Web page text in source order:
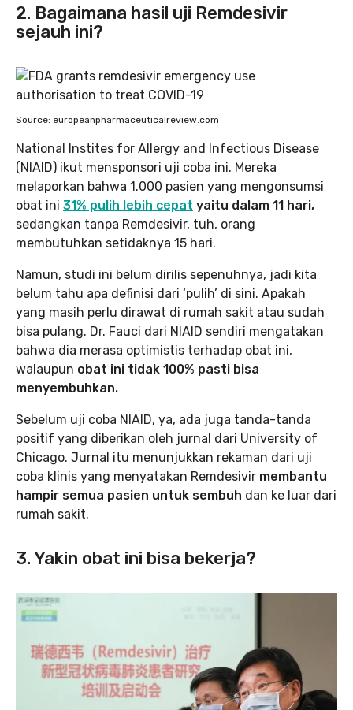
2. Bagaimana hasil uji Remdesivir
sejauh ini?
Source: europeanpharmaceuticalreview.com
National Instites for Allergy and Infectious Disease
(NIAID) ikut mensponsori uji coba ini. Mereka
melaporkan bahwa 1.000 pasien yang mengonsumsi
obat ini 31% pulih lebih cepat yaitu dalam 11 hari,
sedangkan tanpa Remdesivir, tuh, orang
membutuhkan setidaknya 15 hari.
Namun, studi ini belum dirilis sepenuhnya, jadi kita
belum tahu apa definisi dari ‘pulih’ di sini. Apakah
yang masih perlu dirawat di rumah sakit atau sudah
bisa pulang. Dr. Fauci dari NIAID sendiri mengatakan
bahwa dia merasa optimistis terhadap obat ini,
walaupun obat ini tidak 100% pasti bisa
menyembuhkan.
Sebelum uji coba NIAID, ya, ada juga tanda-tanda
positif yang diberikan oleh jurnal dari University of
Chicago. Jurnal itu menunjukkan rekaman dari uji
coba klinis yang menyatakan Remdesivir membantu
hampir semua pasien untuk sembuh dan ke luar dari
rumah sakit.
3. Yakin obat ini bisa bekerja?